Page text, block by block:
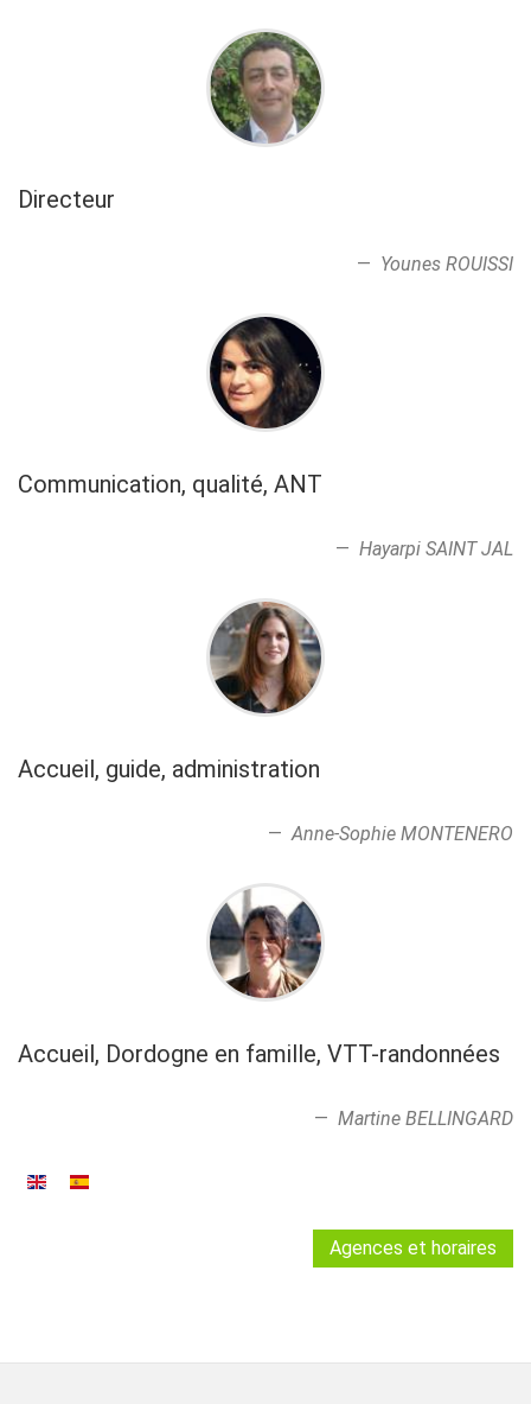
Directeur
Younes ROUISSI
Communication, qualité, ANT
Hayarpi SAINT JAL
Accueil, guide, administration
Anne-Sophie MONTENERO
Accueil, Dordogne en famille, VTT-randonnées
Martine BELLINGARD
Agences et horaires